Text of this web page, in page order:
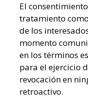
El
tratamiento
de los
momento
en los términos
para el ejercicio
revocación en
retroactivo.